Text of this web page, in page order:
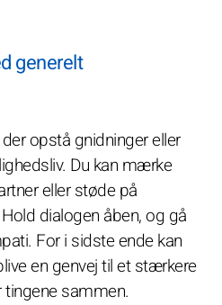
generelt
opstå gnidninger eller
Du kan mærke
eller støde på
dialogen åben, og gå
For i sidste ende kan
en genvej til et stærkere
tingene sammen.